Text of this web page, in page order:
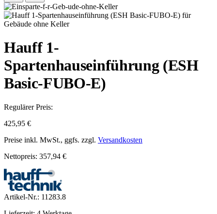
Hauff 1-
Spartenhauseinführung (ESH
Basic-FUBO-E)
Regulärer Preis:
425,95 €
Preise inkl. MwSt., ggfs. zzgl. Versandkosten
Nettopreis: 357,94 €
Artikel-Nr.: 11283.8